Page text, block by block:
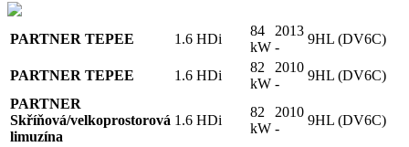
PARTNER TEPEE 1.6 HDi
84
kW
2013
-
9HL (DV6C)
PARTNER TEPEE 1.6 HDi
82
kW
2010
-
9HL (DV6C)
PARTNER
Skříňová/velkoprostorová
limuzína
1.6 HDi
82
kW
2010
-
9HL (DV6C)